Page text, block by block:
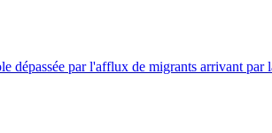
dépassée par l'afflux de migrants arrivant par